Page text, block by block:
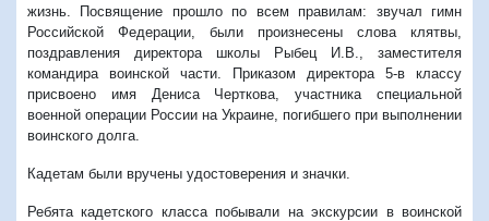
жизнь. Посвящение прошло по всем правилам: звучал гимн
Российской Федерации, были произнесены слова клятвы,
поздравления директора школы Рыбец И.В., заместителя
командира воинской части. Приказом директора 5-в классу
присвоено имя Дениса Черткова, участника специальной
военной операции России на Украине, погибшего при выполнении
воинского долга.
Кадетам были вручены удостоверения и значки.
Ребята кадетского класса побывали на экскурсии в воинской